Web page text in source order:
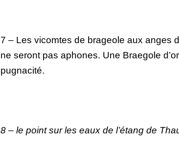
7 – Les vicomtes de brageole aux anges
ne seront pas aphones. Une Braegole
pugnacité.
8 – le point sur les eaux de l’étang de